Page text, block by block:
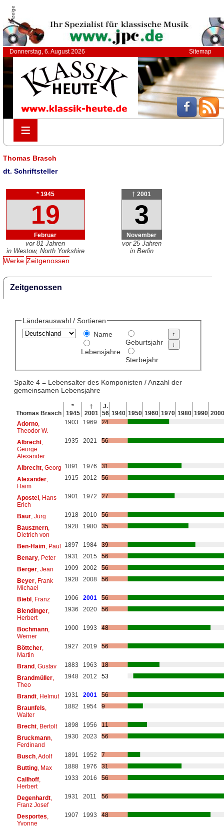
Anzeige
Donnerstag, 6. August 2026 Sitemap
≡
≡
Thomas Brasch
dt. Schriftsteller
* 1945
19
Februar
vor 81 Jahren
in Westow, North Yorkshire
† 2001
3
November
vor 25 Jahren
in Berlin
Werke Zeitgenossen
Zeitgenossen
Länderauswahl / Sortieren
Name
Lebensjahre
Geburtsjahr
Sterbejahr
Spalte 4 = Lebensalter des Komponisten / Anzahl der
gemeinsamen Lebensjahre
Thomas Brasch
*
1945
†
2001
J.
56 1940 1950 1960 1970 1980 1990 2000
Adorno,
Theodor W.
1903 1969 24
Albrecht,
George
Alexander
1935 2021 56
Albrecht, Georg 1891 1976
31
Alexander,
Haim
1915 2012 56
Apostel, Hans
Erich
1901 1972 27
Baur, Jürg 1918 2010
56
Bausznern,
Dietrich von
1928 1980 35
Ben-Haim , Paul 1897 1984
39
Benary, Peter 1931 2015
56
Berger, Jean 1909 2002
56
Beyer, Frank
Michael
1928 2008 56
Biebl, Franz 1906 2001
56
Blendinger,
Herbert
1936 2020 56
Bochmann,
Werner
1900 1993 48
Böttcher,
Martin
1927 2019 56
Brand, Gustav 1883 1963
18
Brandmüller,
Theo
1948 2012 53
Brandt, Helmut 1931 2001
56
Braunfels
Walter
1882 1954 9
Brecht, Bertolt 1898 1956
11
Bruckmann,
Ferdinand
1930 2023 56
Busch, Adolf 1891 1952
7
Butting, Max 1888 1976
31
Callhoff,
Herbert
1933 2016 56
Degenhardt,
Franz Josef
1931 2011 56
Desportes
Yvonne
1907 1993 48